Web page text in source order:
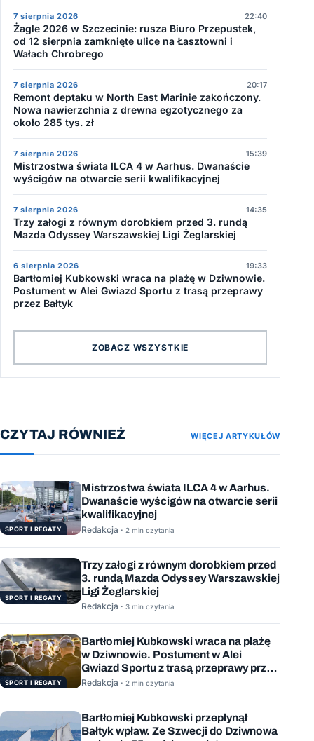
7 sierpnia 2026 22:40
Żagle 2026 w Szczecinie: rusza Biuro Przepustek,
od 12 sierpnia zamknięte ulice na Łasztowni i
Wałach Chrobrego
7 sierpnia 2026 20:17
Remont deptaku w North East Marinie zakończony.
Nowa nawierzchnia z drewna egzotycznego za
około 285 tys. zł
7 sierpnia 2026 15:39
Mistrzostwa świata ILCA 4 w Aarhus. Dwanaście
wyścigów na otwarcie serii kwalifikacyjnej
7 sierpnia 2026 14:35
Trzy załogi z równym dorobkiem przed 3. rundą
Mazda Odyssey Warszawskiej Ligi Żeglarskiej
6 sierpnia 2026 19:33
Bartłomiej Kubkowski wraca na plażę w Dziwnowie.
Postument w Alei Gwiazd Sportu z trasą przeprawy
przez Bałtyk
ZOBACZ WSZYSTKIE
CZYTAJ RÓWNIEŻ WIĘCEJ ARTYKUŁÓW
SPORT I REGATY
Mistrzostwa świata ILCA 4 w Aarhus.
Dwanaście wyścigów na otwarcie serii
kwalifikacyjnej
Redakcja · 2 min czytania
SPORT I REGATY
Trzy załogi z równym dorobkiem przed
3. rundą Mazda Odyssey Warszawskiej
Ligi Żeglarskiej
Redakcja · 3 min czytania
SPORT I REGATY
Bartłomiej Kubkowski wraca na plażę
w Dziwnowie. Postument w Alei
Gwiazd Sportu z trasą przeprawy przez
Bałtyk
Redakcja · 2 min czytania
Bartłomiej Kubkowski przepłynął
Bałtyk wpław. Ze Szwecji do Dziwnowa